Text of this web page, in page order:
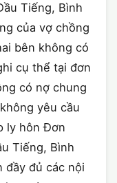
Tiếng, Bình
của vợ chồng
bên không có
cụ thể tại đơn
có nợ chung
yêu cầu
ly hôn Đơn
Tiếng, Bình
đầy đủ các nội